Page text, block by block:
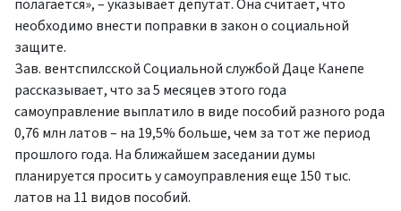
полагается», – указывает депутат. Она считает, что
необходимо внести поправки в закон о социальной
защите.
Зав. вентспилсской Социальной службой Даце Канепе
рассказывает, что за 5 месяцев этого года
самоуправление выплатило в виде пособий разного рода
0,76 млн латов – на 19,5% больше, чем за тот же период
прошлого года. На ближайшем заседании думы
планируется просить у самоуправления еще 150 тыс.
латов на 11 видов пособий.